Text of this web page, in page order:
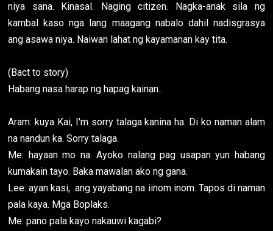
niya sana. Kinasal. Naging citizen. Nagka-anak sila ng
kambal kaso nga lang maagang nabalo dahil nadisgrasya
ang asawa niya. Naiwan lahat ng kayamanan kay tita.
(Bact to story)
Habang nasa harap ng hapag kainan..
Aram: kuya Kai, I'm sorry talaga kanina ha. Di ko naman alam
na nandun ka. Sorry talaga.
Me: hayaan mo na. Ayoko nalang pag usapan yun habang
kumakain tayo. Baka mawalan ako ng gana.
Lee: ayan kasi, ang yayabang na iinom inom. Tapos di naman
pala kaya. Mga Boplaks.
Me: pano pala kayo nakauwi kagabi?